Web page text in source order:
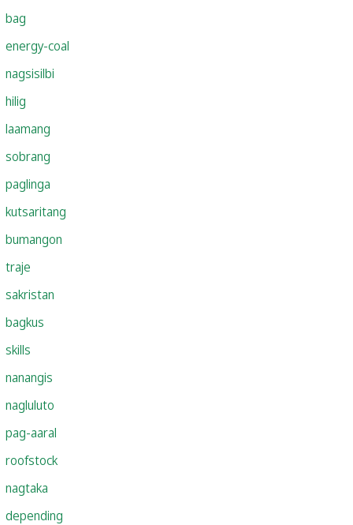
bag
energy-coal
nagsisilbi
hilig
laamang
sobrang
paglinga
kutsaritang
bumangon
traje
sakristan
bagkus
skills
nanangis
nagluluto
pag-aaral
roofstock
nagtaka
depending